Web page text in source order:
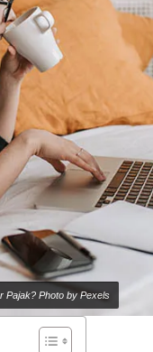
Pajak? Photo by Pexels